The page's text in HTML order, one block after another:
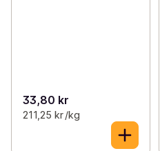
33,80 kr
211,25 kr /kg